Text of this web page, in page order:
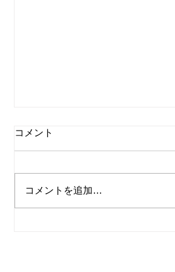
コメント
コメントを追加…